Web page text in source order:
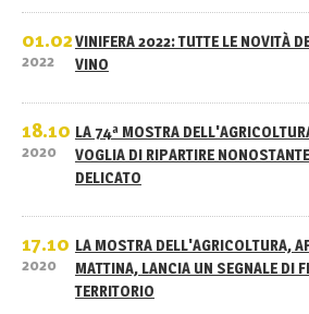
01.02
2022
VINIFERA 2022: TUTTE LE NOVITÀ
VINO
18.10
2020
LA 74ª MOSTRA
VOGLIA DI RIPARTIRE
DELICATO
17.10
2020
LA MOSTRA DELL'AGRICOLTURA,
MATTINA, LANCIA UN SEGNALE DI
TERRITORIO